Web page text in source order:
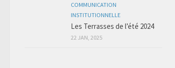
COMMUNICATION
INSTITUTIONNELLE
Les Terrasses de l’été 2024
22 JAN, 2025